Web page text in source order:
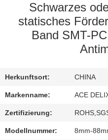
MIT
UNS
IN
VERBINDUNG
Schwarzes
statisches
Band SMT-
Herkunftsort: CHINA
Markenname: ACE
Zertifizierung:
Modellnummer: 8mm-